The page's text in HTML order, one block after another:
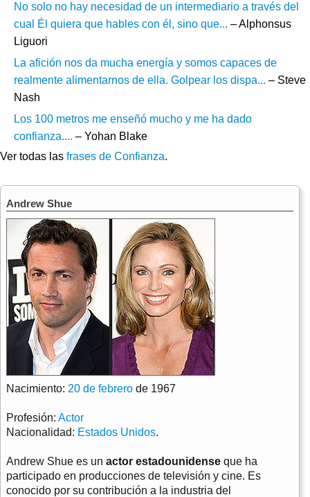
No solo no hay necesidad de un intermediario a través del
cual Él quiera que hables con él, sino que... – Alphonsus
Liguori
La afición nos da mucha energía y somos capaces de
realmente alimentarnos de ella. Golpear los dispa... – Steve
Nash
Los 100 metros me enseñó mucho y me ha dado
confianza.... – Yohan Blake
Ver todas las frases de Confianza.
Andrew Shue
Nacimiento: 20 de febrero de 1967
Profesión: Actor
Nacionalidad: Estados Unidos.
Andrew Shue es un actor estadounidense que ha
participado en producciones de televisión y cine. Es
conocido por su contribución a la industria del